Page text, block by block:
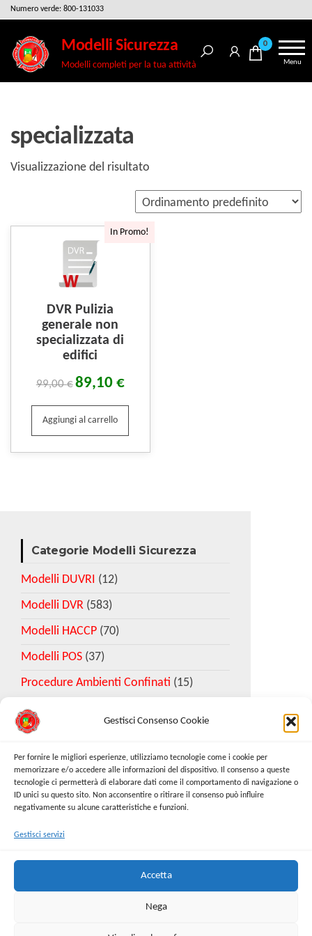
Gestisci Consenso Cookie
Per fornire le migliori esperienze, utilizziamo tecnologie come i cookie per
memorizzare e/o accedere alle informazioni del dispositivo. Il consenso a queste
tecnologie ci permetterà di elaborare dati come il comportamento di navigazione o
ID unici su questo sito. Non acconsentire o ritirare il consenso può influire
negativamente su alcune caratteristiche e funzioni.
Gestisci servizi
Accetta
Nega
Salta
vai
contenuto
Numero verde: 800-131033
Modelli Sicurezza
Modelli completi per la tua attività
0
Menu
specializzata
Visualizzazione del risultato
In Promo!
DVR Pulizia
generale non
specializzata di
edifici
99,00€89,10 €
Aggiungi al carrello
Categorie Modelli Sicurezza
Modelli DUVRI (12)
Modelli DVR (583)
Modelli HACCP (70)
Modelli POS (37)
Procedure Ambienti Confinati (15)
Richiedi Modello